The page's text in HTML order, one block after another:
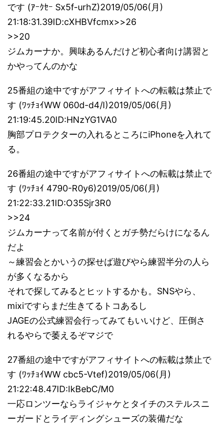
です (ｱｰｸｾｰ Sx5f-urhZ)2019/05/06(月)
21:18:31.39ID:cXHBVfcmx>>26
>>20
ジムカーナか。興味あるんだけど初心者向け講習と
かやってんのかな
25番組の途中ですがアフィサイトへの転載は禁止で
す (ﾜｯﾁｮｲWW 060d-d4/I)2019/05/06(月)
21:19:45.20ID:HNzYG1VA0
胸部プロテクターの入れるところにiPhoneを入れて
る。
26番組の途中ですがアフィサイトへの転載は禁止で
す (ﾜｯﾁｮｲ 4790-R0y6)2019/05/06(月)
21:22:33.21ID:O35Sjr3R0
>>24
ジムカーナって名前が付くとガチ勢だらけになるん
だよ
～練習会とかいうの探せば遊びやら練習半分の人ら
が多くなるから
それで探してみるとヒットするかも。SNSやら、
mixiですらまだ生きてるトコあるし
JAGEの公式練習会行ってみてもいいけど、圧倒さ
れるやらで萎えるぞマジで
27番組の途中ですがアフィサイトへの転載は禁止で
す (ﾜｯﾁｮｲWW cbc5-Vtef)2019/05/06(月)
21:22:48.47ID:IkBebC/M0
一応ロンツーならライジャケとタイチのステルスニ
ーガードとライディングシューズの装備だな